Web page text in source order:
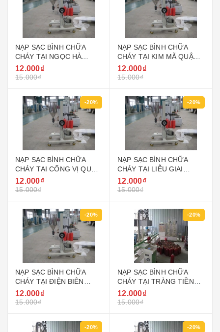
NẠP SẠC BÌNH CHỮA
CHÁY TẠI NGỌC HÀ
QUẬN BA ĐÌNH HÀ NỘI
12.000₫
15.000₫
NẠP SẠC BÌNH CHỮA
CHÁY TẠI KIM MÃ QUẬN
BA ĐÌNH HÀ NỘI
12.000₫
15.000₫
-20%
NẠP SẠC BÌNH CHỮA
CHÁY TẠI CỐNG VỊ QUẬN
BA ĐÌNH HÀ NỘI
12.000₫
15.000₫
-20%
NẠP SẠC BÌNH CHỮA
CHÁY TẠI LIỄU GIAI
QUẬN BA ĐÌNH HÀ NỘI
12.000₫
15.000₫
-20%
NẠP SẠC BÌNH CHỮA
CHÁY TẠI ĐIỆN BIÊN
QUẬN BA ĐÌNH HÀ NỘI
12.000₫
15.000₫
-20%
NẠP SẠC BÌNH CHỮA
CHÁY TẠI TRÀNG TIỀN
QUẬN HOÀN KIẾM
12.000₫
15.000₫
-20% -20%